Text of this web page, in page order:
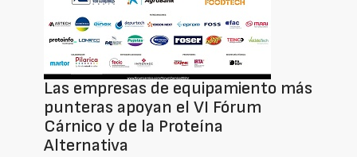
Las empresas de equipamiento más
punteras apoyan el VI Fórum
Cárnico y de la Proteína
Alternativa